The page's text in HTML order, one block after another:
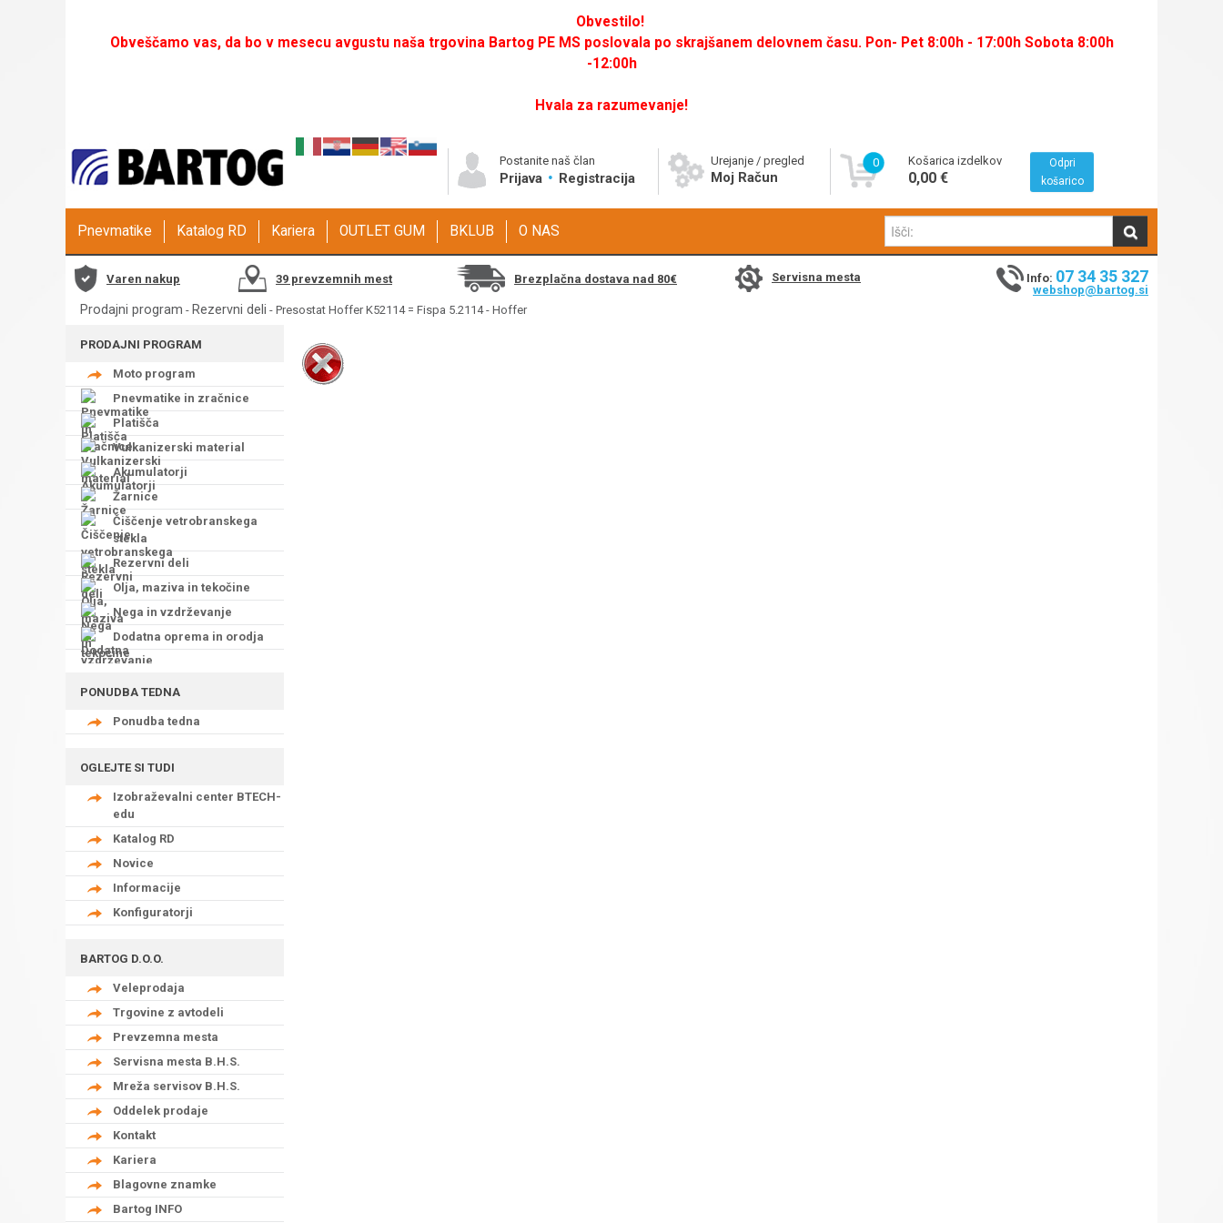
Obvestilo!
Obveščamo vas, da bo v mesecu avgustu naša trgovina Bartog PE MS poslovala po skrajšanem delovnem času. Pon- Pet 8:00h - 17:00h Sobota 8:00h
-12:00h
Hvala za razumevanje!
Postanite naš član
Prijava Registracija
Urejanje / pregled
Moj Račun
0 Košarica izdelkov
0,00 €
Odpri
košarico
Pnevmatike Katalog RD Kariera OUTLET GUM BKLUB O NAS
Varen nakup 39 prevzemnih mest Brezplačna dostava nad 80€ Servisna mesta Info: 07 34 35 327
webshop@bartog.si
Prodajni program - Rezervni deli - Presostat Hoffer K52114 = Fispa 5.2114 - Hoffer
PRODAJNI PROGRAM
Moto program
Pnevmatike in zračnice
Platišča
Vulkanizerski material
Akumulatorji
Žarnice
Čiščenje vetrobranskega
stekla
Rezervni deli
Olja, maziva in tekočine
Nega in vzdrževanje
Dodatna oprema in orodja
PONUDBA TEDNA
Ponudba tedna
OGLEJTE SI TUDI
Izobraževalni center BTECH-
edu
Katalog RD
Novice
Informacije
Konfiguratorji
BARTOG D.O.O.
Veleprodaja
Trgovine z avtodeli
Prevzemna mesta
Servisna mesta B.H.S.
Mreža servisov B.H.S.
Oddelek prodaje
Kontakt
Kariera
Blagovne znamke
Bartog INFO